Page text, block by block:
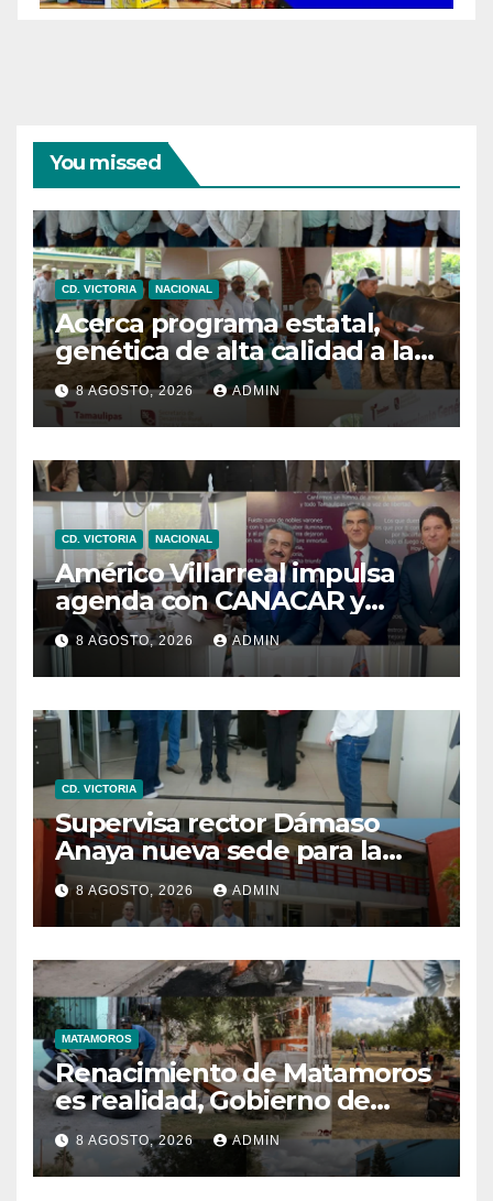
You missed
CD. VICTORIA NACIONAL
Acerca programa estatal,
genética de alta calidad a las
y los productores pecuarios
8 AGOSTO, 2026 ADMIN
CD. VICTORIA NACIONAL
Américo Villarreal impulsa
agenda con CANACAR y
CONCAMIN para fortalecer la
competitividad de
Tamaulipas
8 AGOSTO, 2026 ADMIN
CD. VICTORIA
Supervisa rector Dámaso
Anaya nueva sede para la
Facultad de Arquitectura de
la UAT en Ciudad Victoria
8 AGOSTO, 2026 ADMIN
MATAMOROS
Renacimiento de Matamoros
es realidad, Gobierno de
Beto mantiene trabajos
permanentes en beneficio
de la población
8 AGOSTO, 2026 ADMIN